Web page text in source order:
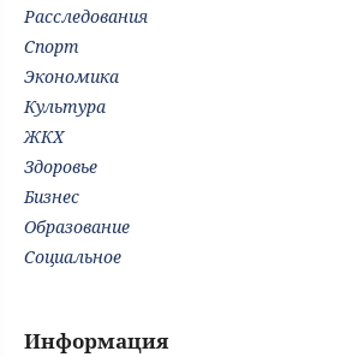
Расследования
Спорт
Экономика
Культура
ЖКХ
Здоровье
Бизнес
Образование
Социальное
Информация